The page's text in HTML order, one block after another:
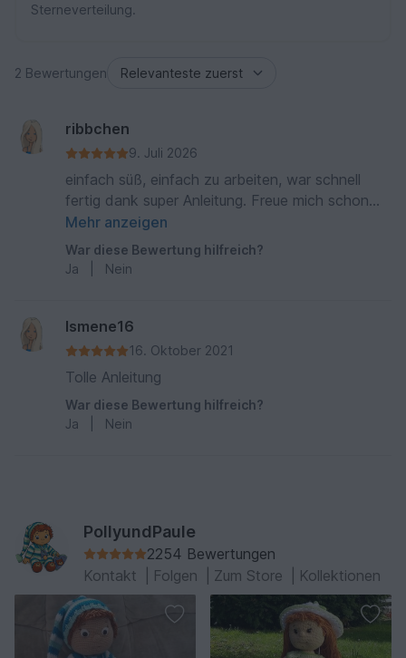
Sterneverteilung.
2 Bewertungen
ribbchen
9. Juli 2026
einfach süß, einfach zu arbeiten, war schnell
fertig dank super Anleitung. Freue mich schon
Mehr anzeigen
War diese Bewertung hilfreich?
Ja
Nein
Ismene16
16. Oktober 2021
Tolle Anleitung
War diese Bewertung hilfreich?
Ja
Nein
PollyundPaule
2254 Bewertungen
Kontakt
Folgen Zum Store Kollektionen